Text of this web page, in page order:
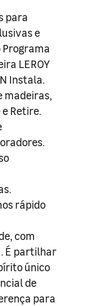
para
e
LEROY
Instala.
madeiras,
Retire.
rápido
com
É partilhar
único
de
para